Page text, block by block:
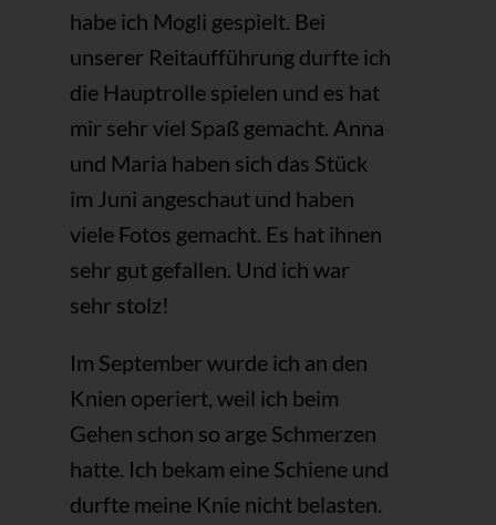
habe ich Mogli gespielt. Bei
unserer Reitaufführung durfte ich
die Hauptrolle spielen und es hat
mir sehr viel Spaß gemacht. Anna
und Maria haben sich das Stück
im Juni angeschaut und haben
viele Fotos gemacht. Es hat ihnen
sehr gut gefallen. Und ich war
sehr stolz!
Im September wurde ich an den
Knien operiert, weil ich beim
Gehen schon so arge Schmerzen
hatte. Ich bekam eine Schiene und
durfte meine Knie nicht belasten.